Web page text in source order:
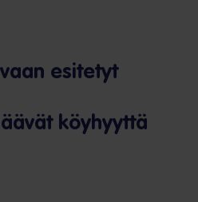
esitetyt
köyhyyttä